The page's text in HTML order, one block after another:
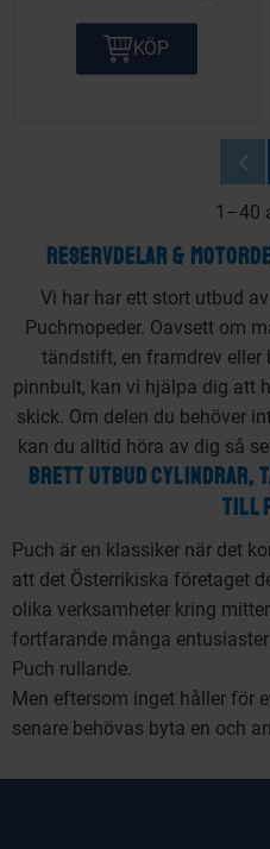
KÖP
1–40
RESERVDELAR &
Vi har har ett stort utbud
Puchmopeder. Oavsett om
tändstift, en framdrev eller
pinnbult, kan vi hjälpa dig att
skick. Om delen du behöver
kan du alltid höra av dig så
BRETT UTBUD CYLINDRAR,
TILL
Puch är en klassiker när det
att det Österrikiska företaget
olika verksamheter kring
fortfarande många
Puch rullande.
Men eftersom inget håller för
senare behövas byta en och